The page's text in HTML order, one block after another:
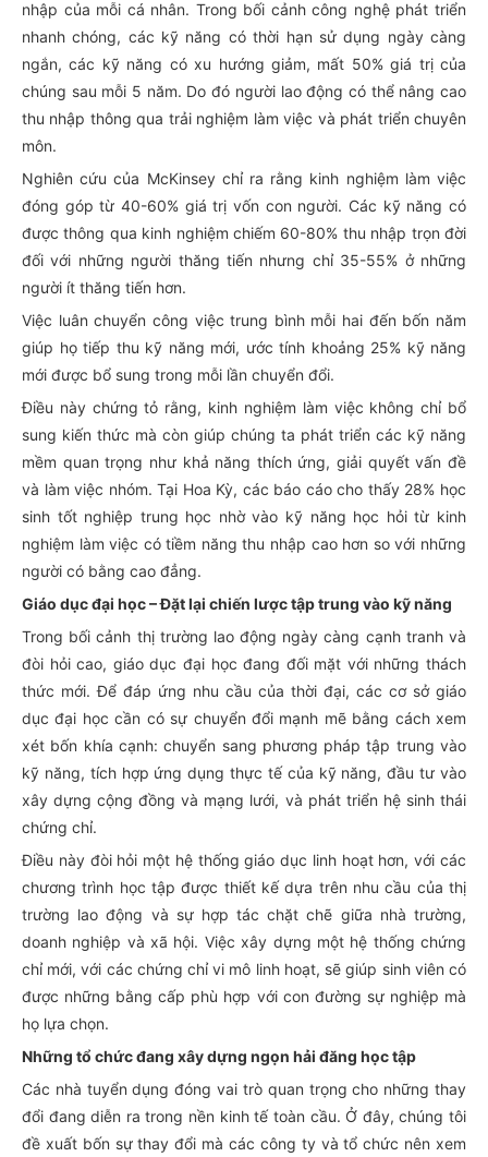
nhập của mỗi cá nhân. Trong bối cảnh công nghệ phát triển
nhanh chóng, các kỹ năng có thời hạn sử dụng ngày càng
ngắn, các kỹ năng có xu hướng giảm, mất 50% giá trị của
chúng sau mỗi 5 năm. Do đó người lao động có thể nâng cao
thu nhập thông qua trải nghiệm làm việc và phát triển chuyên
môn.
Nghiên cứu của McKinsey chỉ ra rằng kinh nghiệm làm việc
đóng góp từ 40-60% giá trị vốn con người. Các kỹ năng có
được thông qua kinh nghiệm chiếm 60-80% thu nhập trọn đời
đối với những người thăng tiến nhưng chỉ 35-55% ở những
người ít thăng tiến hơn.
Việc luân chuyển công việc trung bình mỗi hai đến bốn năm
giúp họ tiếp thu kỹ năng mới, ước tính khoảng 25% kỹ năng
mới được bổ sung trong mỗi lần chuyển đổi.
Điều này chứng tỏ rằng, kinh nghiệm làm việc không chỉ bổ
sung kiến thức mà còn giúp chúng ta phát triển các kỹ năng
mềm quan trọng như khả năng thích ứng, giải quyết vấn đề
và làm việc nhóm. Tại Hoa Kỳ, các báo cáo cho thấy 28% học
sinh tốt nghiệp trung học nhờ vào kỹ năng học hỏi từ kinh
nghiệm làm việc có tiềm năng thu nhập cao hơn so với những
người có bằng cao đẳng.
Giáo dục đại học – Đặt lại chiến lược tập trung vào kỹ năng
Trong bối cảnh thị trường lao động ngày càng cạnh tranh và
đòi hỏi cao, giáo dục đại học đang đối mặt với những thách
thức mới. Để đáp ứng nhu cầu của thời đại, các cơ sở giáo
dục đại học cần có sự chuyển đổi mạnh mẽ bằng cách xem
xét bốn khía cạnh: chuyển sang phương pháp tập trung vào
kỹ năng, tích hợp ứng dụng thực tế của kỹ năng, đầu tư vào
xây dựng cộng đồng và mạng lưới, và phát triển hệ sinh thái
chứng chỉ.
Điều này đòi hỏi một hệ thống giáo dục linh hoạt hơn, với các
chương trình học tập được thiết kế dựa trên nhu cầu của thị
trường lao động và sự hợp tác chặt chẽ giữa nhà trường,
doanh nghiệp và xã hội. Việc xây dựng một hệ thống chứng
chỉ mới, với các chứng chỉ vi mô linh hoạt, sẽ giúp sinh viên có
được những bằng cấp phù hợp với con đường sự nghiệp mà
họ lựa chọn.
Những tổ chức đang xây dựng ngọn hải đăng học tập
Các nhà tuyển dụng đóng vai trò quan trọng cho những thay
đổi đang diễn ra trong nền kinh tế toàn cầu. Ở đây, chúng tôi
đề xuất bốn sự thay đổi mà các công ty và tổ chức nên xem